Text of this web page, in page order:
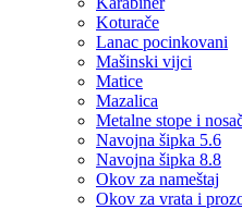
Koturače
Lanac pocinkovani
Mašinski vijci
Matice
Mazalica
Metalne stope i
Navojna šipka 5.6
Navojna šipka 8.8
Okov za nameštaj
Okov za vrata i